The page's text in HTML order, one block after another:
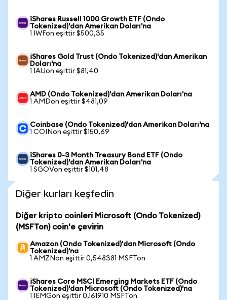
iShares Russell 1000 Growth ETF (Ondo
Tokenized)'dan Amerikan Doları'na
1 IWFon eşittir $500,35
iShares Gold Trust (Ondo Tokenized)'dan Amerikan
Doları'na
1 IAUon eşittir $81,40
AMD (Ondo Tokenized)'dan Amerikan Doları'na
1 AMDon eşittir $481,09
Coinbase (Ondo Tokenized)'dan Amerikan Doları'na
1 COINon eşittir $150,69
iShares 0-3 Month Treasury Bond ETF (Ondo
Tokenized)'dan Amerikan Doları'na
1 SGOVon eşittir $101,48
Diğer kurları keşfedin
Diğer kripto coinleri Microsoft (Ondo Tokenized)
(MSFTon) coin'e çevirin
Amazon (Ondo Tokenized)'dan Microsoft (Ondo
Tokenized)'na
1 AMZNon eşittir 0,548381 MSFTon
iShares Core MSCI Emerging Markets ETF (Ondo
Tokenized)'dan Microsoft (Ondo Tokenized)'na
1 IEMGon eşittir 0,161910 MSFTon